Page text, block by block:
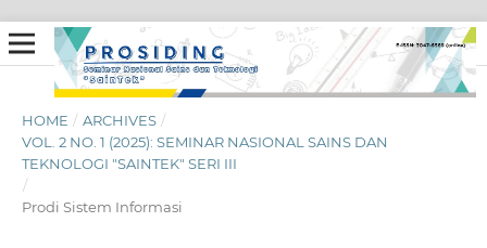
HOME / ARCHIVES /
VOL. 2 NO. 1 (2025): SEMINAR NASIONAL SAINS DAN
TEKNOLOGI "SAINTEK" SERI III
/
Prodi Sistem Informasi